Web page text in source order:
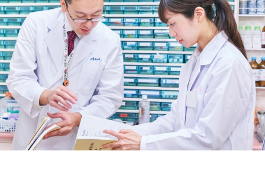
マイナビ
2027年卒 2028年卒
薬キャリ1st
2027年卒 2028年卒
働き方を知る
チャレンジできるキャリアパス
充実した福利厚生
数字で見るワークライフバランス
採用情報